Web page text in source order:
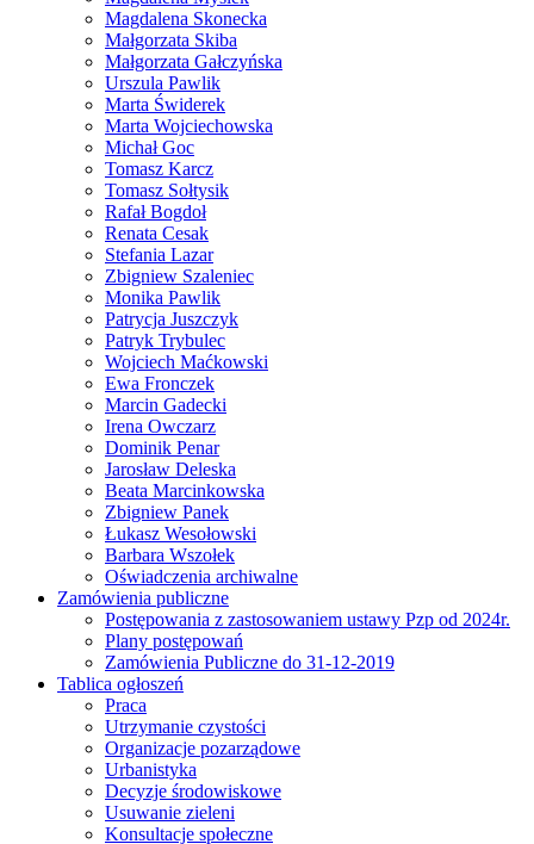
Magdalena Skonecka
Małgorzata Skiba
Małgorzata Gałczyńska
Urszula Pawlik
Marta Świderek
Marta Wojciechowska
Michał Goc
Tomasz Karcz
Tomasz Sołtysik
Rafał Bogdoł
Renata Cesak
Stefania Lazar
Zbigniew Szaleniec
Monika Pawlik
Patrycja Juszczyk
Patryk Trybulec
Wojciech Maćkowski
Ewa Fronczek
Marcin Gadecki
Irena Owczarz
Dominik Penar
Jarosław Deleska
Beata Marcinkowska
Zbigniew Panek
Łukasz Wesołowski
Barbara Wszołek
Oświadczenia archiwalne
Zamówienia publiczne
Postępowania z zastosowaniem ustawy Pzp od 2024r.
Plany postępowań
Zamówienia Publiczne do 31-12-2019
Tablica ogłoszeń
Praca
Utrzymanie czystości
Organizacje pozarządowe
Urbanistyka
Decyzje środowiskowe
Usuwanie zieleni
Konsultacje społeczne